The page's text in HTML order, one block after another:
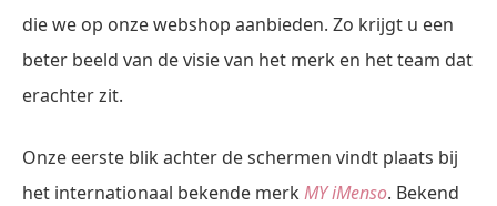
die we op onze webshop aanbieden. Zo krijgt u een
beter beeld van de visie van het merk en het team dat
erachter zit.
Onze eerste blik achter de schermen vindt plaats bij
het internationaal bekende merkMY iMenso. Bekend